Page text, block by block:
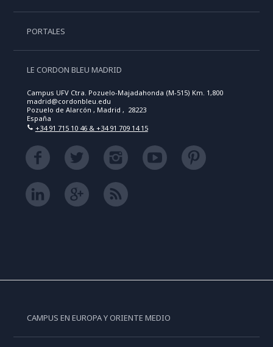
PORTALES
LE CORDON BLEU MADRID
Campus UFV Ctra. Pozuelo-Majadahonda (M-515) Km. 1,800
madrid@cordonbleu.edu
Pozuelo de Alarcón , Madrid , 28223
España
+34 91 715 10 46 & +34 91 709 14 15
CAMPUS EN EUROPA Y ORIENTE MEDIO